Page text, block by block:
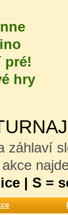
pré!
hry
záhlaví
| S =